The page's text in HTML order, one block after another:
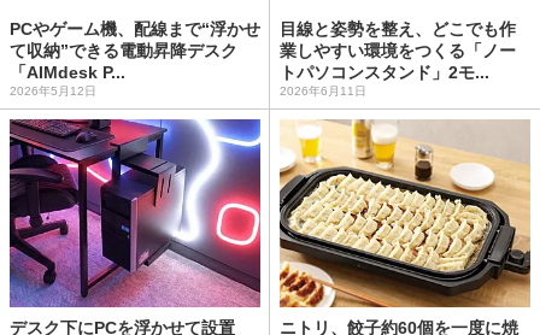
PCやゲーム機、配線まで“浮かせ
て収納”できる電動昇降デスク
「AIMdesk P...
2026年5月12日
目線と姿勢を整え、どこでも作
業しやすい環境をつくる「ノー
トパソコンスタンド」2モ...
2026年6月11日
デスク下にPCを浮かせて設置 ニトリ、餃子約60個を一度に焼